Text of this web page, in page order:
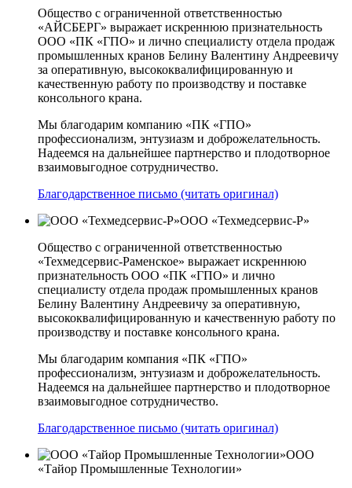
Общество с ограниченной ответственностью
«АЙСБЕРГ» выражает искреннюю признательность
ООО «ПК «ГПО» и лично специалисту отдела продаж
промышленных кранов Белину Валентину Андреевичу
за оперативную, высококвалифицированную и
качественную работу по производству и поставке
консольного крана.
Мы благодарим компанию «ПК «ГПО»
профессионализм, энтузиазм и доброжелательность.
Надеемся на дальнейшее партнерство и плодотворное
взаимовыгодное сотрудничество.
Благодарственное письмо (читать оригинал)
ООО «Техмедсервис-Р»
Общество с ограниченной ответственностью
«Техмедсервис-Раменское» выражает искреннюю
признательность ООО «ПК «ГПО» и лично
специалисту отдела продаж промышленных кранов
Белину Валентину Андреевичу за оперативную,
высококвалифицированную и качественную работу по
производству и поставке консольного крана.
Мы благодарим компания «ПК «ГПО»
профессионализм, энтузиазм и доброжелательность.
Надеемся на дальнейшее партнерство и плодотворное
взаимовыгодное сотрудничество.
Благодарственное письмо (читать оригинал)
ООО
«Тайор Промышленные Технологии»